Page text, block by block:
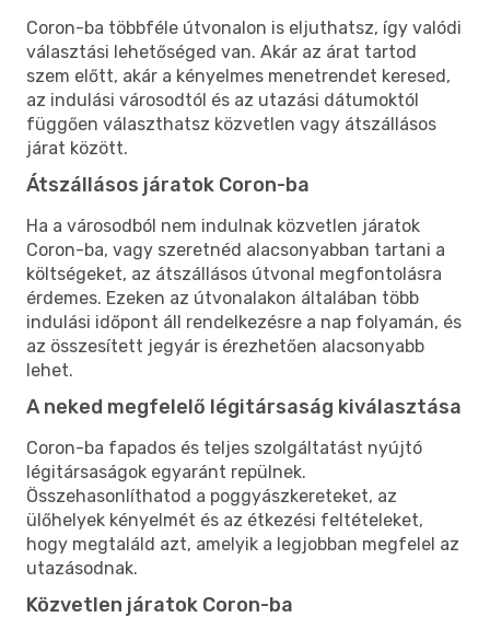
Coron-ba többféle útvonalon is eljuthatsz, így valódi
választási lehetőséged van. Akár az árat tartod
szem előtt, akár a kényelmes menetrendet keresed,
az indulási városodtól és az utazási dátumoktól
függően választhatsz közvetlen vagy átszállásos
járat között.
Átszállásos járatok Coron-ba
Ha a városodból nem indulnak közvetlen járatok
Coron-ba, vagy szeretnéd alacsonyabban tartani a
költségeket, az átszállásos útvonal megfontolásra
érdemes. Ezeken az útvonalakon általában több
indulási időpont áll rendelkezésre a nap folyamán, és
az összesített jegyár is érezhetően alacsonyabb
lehet.
A neked megfelelő légitársaság kiválasztása
Coron-ba fapados és teljes szolgáltatást nyújtó
légitársaságok egyaránt repülnek.
Összehasonlíthatod a poggyászkereteket, az
ülőhelyek kényelmét és az étkezési feltételeket,
hogy megtaláld azt, amelyik a legjobban megfelel az
utazásodnak.
Közvetlen járatok Coron-ba